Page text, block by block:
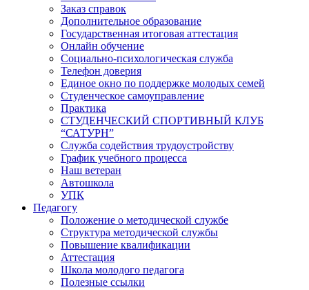
Заказ справок
Дополнительное образование
Государственная итоговая аттестация
Онлайн обучение
Социально-психологическая служба
Телефон доверия
Единое окно по поддержке молодых семей
Студенческое самоуправление
Практика
СТУДЕНЧЕСКИЙ СПОРТИВНЫЙ КЛУБ
“САТУРН”
Служба содействия трудоустройству
График учебного процесса
Наш ветеран
Автошкола
УПК
Педагогу
Положение о методической службе
Структура методической службы
Повышение квалификации
Аттестация
Школа молодого педагога
Полезные ссылки